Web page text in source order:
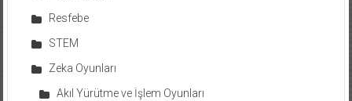
Resfebe
STEM
Zeka Oyunları
Akıl Yürütme ve İşlem Oyunları